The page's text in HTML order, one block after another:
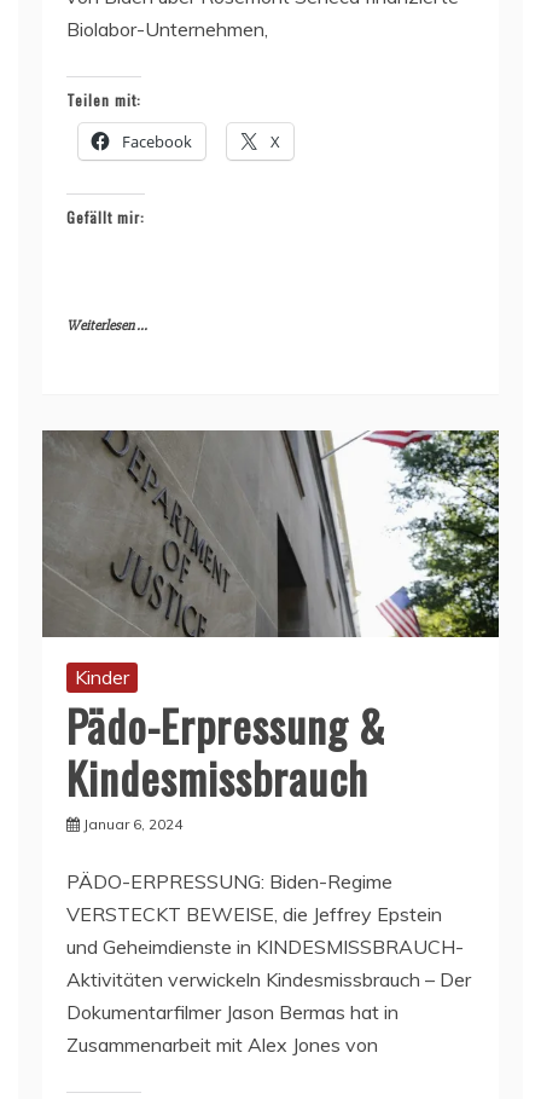
Biolabor-Unternehmen,
Teilen mit:
Facebook X
Gefällt mir:
Weiterlesen ...
Kinder
Pädo-Erpressung &
Kindesmissbrauch
Januar 6, 2024
PÄDO-ERPRESSUNG: Biden-Regime
VERSTECKT BEWEISE, die Jeffrey Epstein
und Geheimdienste in KINDESMISSBRAUCH-
Aktivitäten verwickeln Kindesmissbrauch – Der
Dokumentarfilmer Jason Bermas hat in
Zusammenarbeit mit Alex Jones von